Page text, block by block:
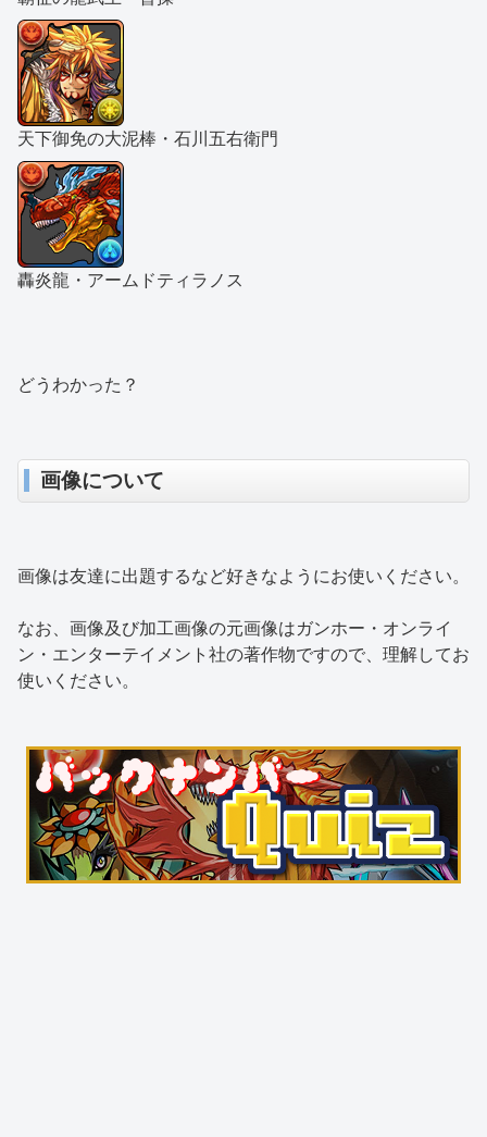
天下御免の大泥棒・石川五右衛門
轟炎龍・アームドティラノス
どうわかった？
画像について
画像は友達に出題するなど好きなようにお使いください。
なお、画像及び加工画像の元画像はガンホー・オンライ
ン・エンターテイメント社の著作物ですので、理解してお
使いください。